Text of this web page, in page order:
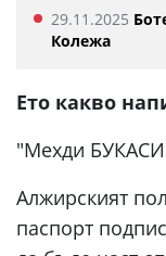
29.11.2025
Колежа
Ето какво
"Мехди БУКАСИ
Алжирският
паспорт